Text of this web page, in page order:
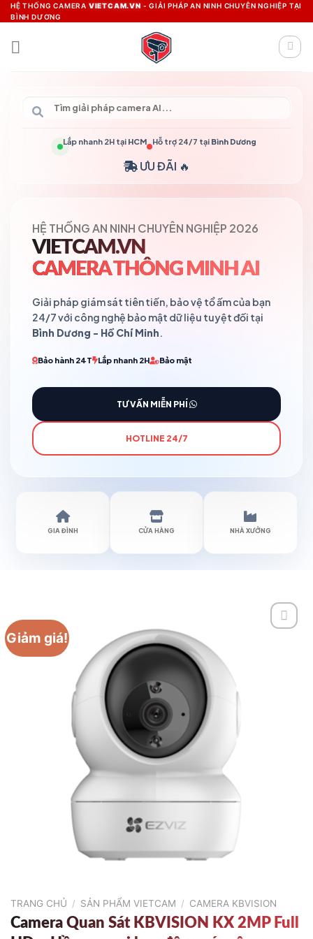
Skip
to
content
HỆ THỐNG CAMERA VIETCAM.VN - GIẢI PHÁP AN NINH CHUYÊN NGHIỆP TẠI
BÌNH DƯƠNG
Lắp nhanh 2H tại HCM Hỗ trợ 24/7 tại Bình Dương
ƯU ĐÃI 🔥
HỆ THỐNG AN NINH CHUYÊN NGHIỆP 2026
VIETCAM.VN
CAMERA THÔNG MINH AI
Giải pháp giám sát tiên tiến, bảo vệ tổ ấm của bạn
24/7 với công nghệ bảo mật dữ liệu tuyệt đối tại
Bình Dương - Hồ Chí Minh.
Bảo hành 24T Lắp nhanh 2H Bảo mật
TƯ VẤN MIỄN PHÍ
HOTLINE 24/7
GIA ĐÌNH CỬA HÀNG NHÀ XƯỞNG
Giảm giá!
TRANG CHỦ / SẢN PHẨM VIETCAM / CAMERA KBVISION
Camera Quan Sát KBVISION KX 2MP Full